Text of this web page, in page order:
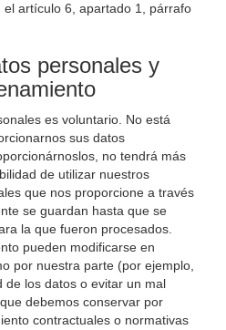
artículo 6, apartado 1, párrafo
personales y
es voluntario. No está
sus datos
no tendrá más
de utilizar nuestros
que nos proporcione a través
se guardan hasta que se
la que fueron procesados.
pueden modificarse en
por nuestra parte (por ejemplo,
de los datos o evitar un mal
debemos conservar por
contractuales o normativas